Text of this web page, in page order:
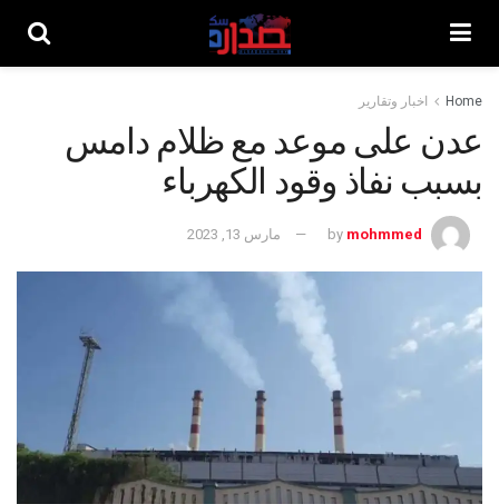
Home اخبار وتقارير
عدن على موعد مع ظلام دامس
بسبب نفاذ وقود الكهرباء
by mohmmed مارس 13, 2023